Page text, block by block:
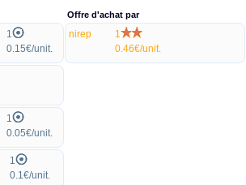
1
0.15€/unit.
1
0.05€/unit.
1
0.1€/unit.
Offre d'achat par
nirep
1
0.46€/unit.